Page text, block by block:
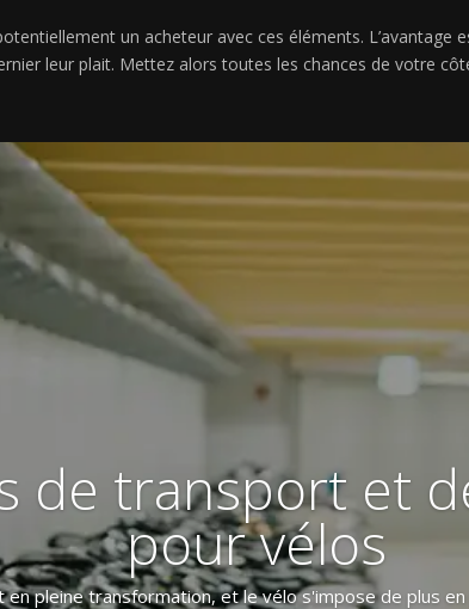
un acheteur avec ces éléments. L’avantage
leur plait. Mettez alors toutes les chances de votre
de transport et
pour vélos
en pleine transformation, et le vélo s'impose de plus